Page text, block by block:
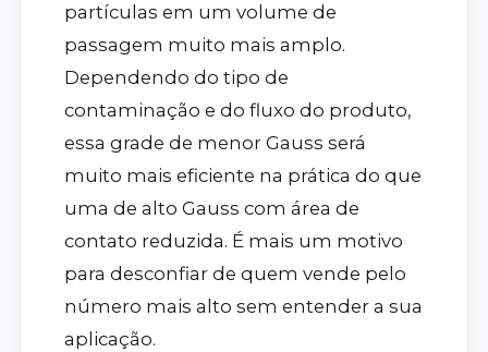
partículas em um volume de
passagem muito mais amplo.
Dependendo do tipo de
contaminação e do fluxo do produto,
essa grade de menor Gauss será
muito mais eficiente na prática do que
uma de alto Gauss com área de
contato reduzida. É mais um motivo
para desconfiar de quem vende pelo
número mais alto sem entender a sua
aplicação.